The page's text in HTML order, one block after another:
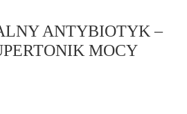
ANTYBIOTYK –
MOCY